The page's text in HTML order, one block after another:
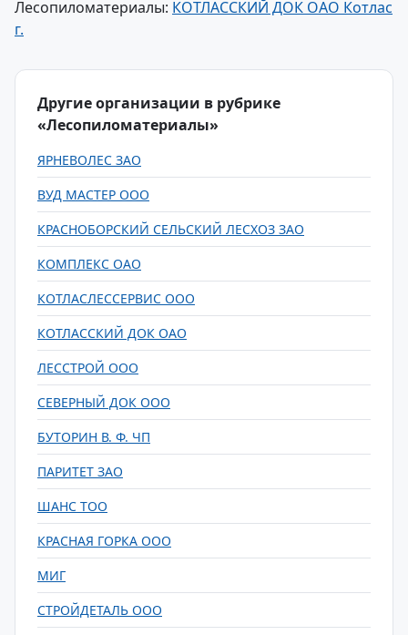
Лесопиломатериалы: КОТЛАССКИЙ ДОК ОАО Котлас
г.
Другие организации в рубрике
«Лесопиломатериалы»
ЯРНЕВОЛЕС ЗАО
ВУД МАСТЕР ООО
КРАСНОБОРСКИЙ СЕЛЬСКИЙ ЛЕСХОЗ ЗАО
КОМПЛЕКС ОАО
КОТЛАСЛЕССЕРВИС ООО
КОТЛАССКИЙ ДОК ОАО
ЛЕССТРОЙ ООО
СЕВЕРНЫЙ ДОК ООО
БУТОРИН В. Ф. ЧП
ПАРИТЕТ ЗАО
ШАНС ТОО
КРАСНАЯ ГОРКА ООО
МИГ
СТРОЙДЕТАЛЬ ООО